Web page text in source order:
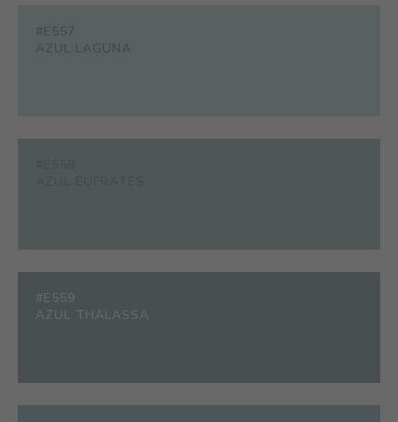
#E557
AZUL LAGUNA
#E559
AZUL THALASSA